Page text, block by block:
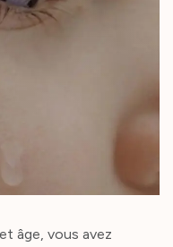
âge, vous avez